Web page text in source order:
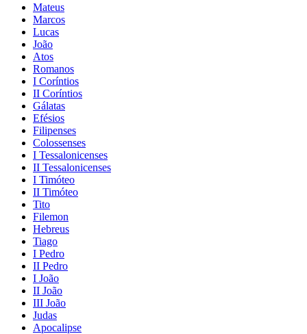
Mateus
Marcos
Lucas
João
Atos
Romanos
I Coríntios
II Coríntios
Gálatas
Efésios
Filipenses
Colossenses
I Tessalonicenses
II Tessalonicenses
I Timóteo
II Timóteo
Tito
Filemon
Hebreus
Tiago
I Pedro
II Pedro
I João
II João
III João
Judas
Apocalipse